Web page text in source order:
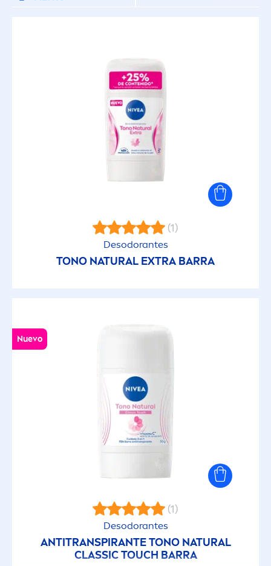
(1)
Desodorantes
TONO NATURAL EXTRA BARRA
Nuevo
(1)
Desodorantes
ANTITRANSPIRANTE TONO NATURAL
CLASSIC TOUCH BARRA